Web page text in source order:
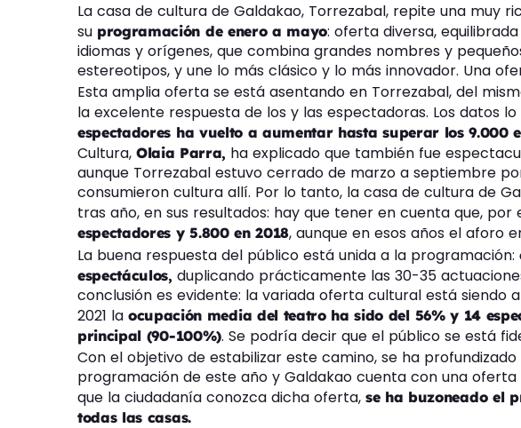
La casa de cultura de Galdakao, Torrezabal, repite una muy
su programación de enero a mayo: oferta diversa,
idiomas y orígenes, que combina grandes nombres y
estereotipos, y une lo más clásico y lo más innovador. Una
Esta amplia oferta se está asentando en Torrezabal, del
la excelente respuesta de los y las espectadoras. Los datos
espectadores ha vuelto a aumentar hasta superar los 9.000
Cultura, Olaia Parra, ha explicado que también fue
aunque Torrezabal estuvo cerrado de marzo a septiembre por
consumieron cultura allí. Por lo tanto, la casa de cultura de
tras año, en sus resultados: hay que tener en cuenta que, por
espectadores y 5.800 en 2018, aunque en esos años el aforo
La buena respuesta del público está unida a la programación:
espectáculos, duplicando prácticamente las 30-35 actuaciones
conclusión es evidente: la variada oferta cultural está siendo
2021 la ocupación media del teatro ha sido del 56% y 14
principal (90-100%). Se podría decir que el público se está
Con el objetivo de estabilizar este camino, se ha
programación de este año y Galdakao cuenta con una oferta
que la ciudadanía conozca dicha oferta, se ha buzoneado el
todas las casas.